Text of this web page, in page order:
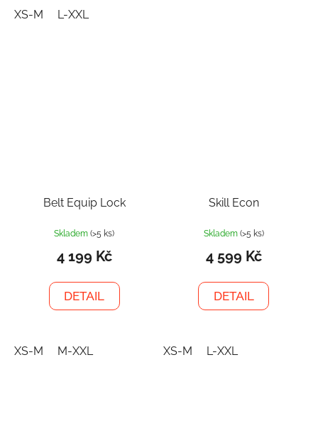
XS-M L-XXL
Belt Equip Lock
Skladem(>5 ks)
4 199 Kč
DETAIL
XS-M M-XXL
Skill Econ
Skladem (>5 ks)
4 599 Kč
DETAIL
XS-M L-XXL